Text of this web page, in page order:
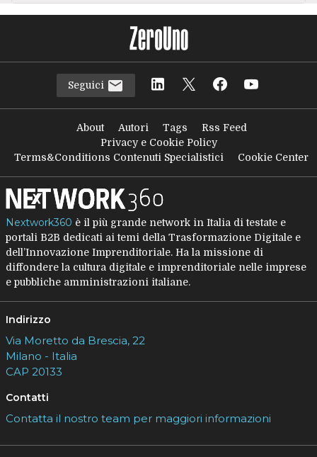
Seguici
About Autori Tags
Rss Feed
Privacy e Cookie Policy
Terms&Conditions Contenuti Specialistici
Cookie Center
Nextwork360 è il più grande network in Italia di testate e
portali B2B dedicati ai temi della Trasformazione Digitale e
dell’Innovazione Imprenditoriale. Ha la missione di
diffondere la cultura digitale e imprenditoriale nelle imprese
e pubbliche amministrazioni italiane.
Indirizzo
Via Moretto da Brescia, 22
Milano - Italia
CAP 20133
Contatti
Contatta il nostro team per maggiori informazioni